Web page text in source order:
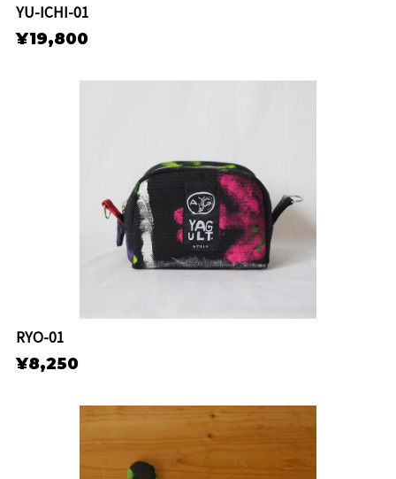
YU-ICHI-01
¥19,800
RYO-01
¥8,250